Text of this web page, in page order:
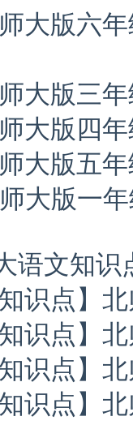
大版六年
大版三年
大版四年
大版五年
大版一年
语文知识
识点】北
识点】北
识点】北
识点】北